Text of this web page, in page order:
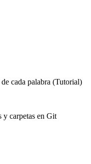
cada palabra (Tutorial)
carpetas en Git